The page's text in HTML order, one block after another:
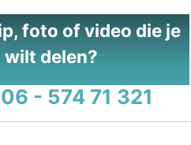
foto of video die je
wilt delen?
06 - 574 71 321